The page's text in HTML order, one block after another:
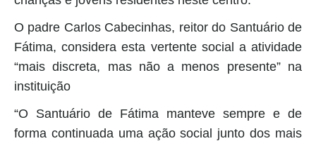
O padre Carlos Cabecinhas, reitor do Santuário de
Fátima, considera esta vertente social a atividade
“mais discreta, mas não a menos presente” na
instituição
“O Santuário de Fátima manteve sempre e de
forma continuada uma ação social junto dos mais